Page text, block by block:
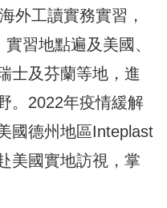
外工讀實務實習，
習地點遍及美國、
士及芬蘭等地，進
。2022年疫情緩解
國德州地區Inteplast
美國實地訪視，掌